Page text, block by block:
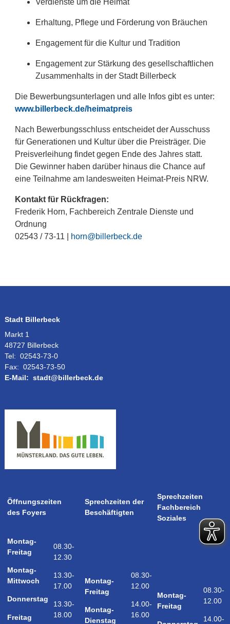
Erhaltung, Pflege und Förderung von Bräuchen
Engagement für die Kultur und Tradition
Engagement zur Stärkung des gesellschaftlichen
Zusammenhalts in der Stadt Billerbeck
Die Bewerbungsunterlagen und alle Infos gibt es unter:
www.billerbeck.de/heimatpreis
Nach Bewerbungsschluss entscheidet der Ausschuss
für Generationen und Kultur über die Preisträger. Die
Preisverleihung findet gegen Ende des Jahres statt.
Die Gewinner haben darüber hinaus die Chance auf
eine Teilnahme am landesweiten Heimat-Preis NRW.
Kontakt für Rückfragen:
Frederik Horn, Fachbereich Zentrale Dienste und
Ordnung
02543 / 73-11 |
horn@billerbeck.de
Stadt Billerbeck
Markt 1
48727 Billerbeck
Tel: 02543-73-0
Fax: 02543-73-50
E-Mail: stadt@billerbeck.de
Öffnungszeiten
des Foyers
Sprechzeiten der
Beschäftigten
Sprechzeiten
Fachbereich
Soziales
Montag-
Freitag
Montag-
Mittwoch
Donnerstag
Freitag
08.30-
12.30
13.30-
17.00
13.30-
18.00
Montag-
Freitag
Montag-
Dienstag
08.30-
12.00
14.00-
16.00
Montag-
Freitag
08.30-
12.00
14.00-